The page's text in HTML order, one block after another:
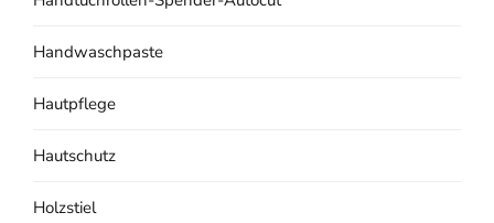
Handwaschpaste
Hautpflege
Hautschutz
Holzstiel